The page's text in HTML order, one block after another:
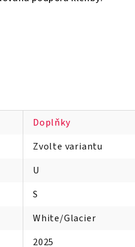
Doplňky
Zvolte variantu
U
S
White/Glacier
2025